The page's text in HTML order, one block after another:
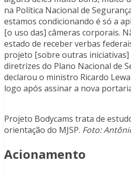
na Política Nacional de
estamos condicionando é só a
[o uso das] câmeras corporais.
estado de receber verbas
projeto [sobre outras iniciativas]
diretrizes do Plano Nacional de
declarou o ministro Ricardo
logo após assinar a nova
Projeto Bodycams trata de
orientação do MJSP. Foto:
Acionamento